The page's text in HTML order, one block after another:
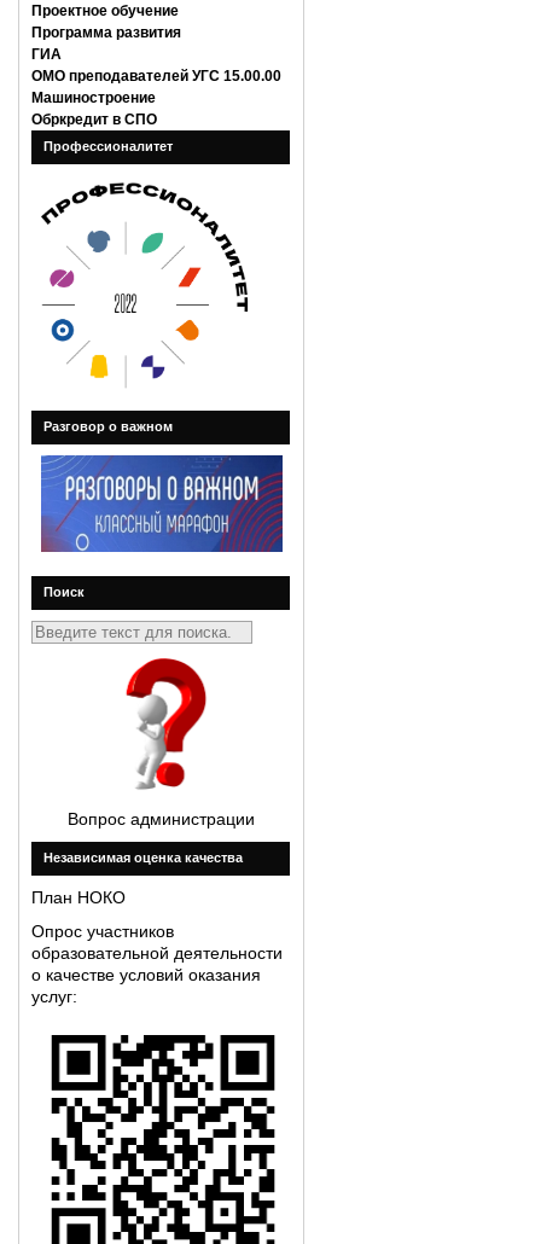
Проектное обучение
Программа развития
ГИА
ОМО преподавателей УГС 15.00.00
Машиностроение
Обркредит в СПО
Профессионалитет
Разговор о важном
Поиск
Вопрос администрации
Незавиcимая оценка качества
План НОКО
Опрос участников
образовательной деятельности
о качестве условий оказания
услуг: